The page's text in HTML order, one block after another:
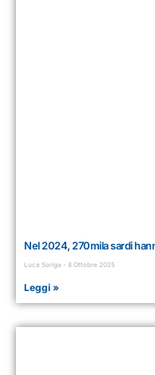
Nel 2024, 270mila sardi
Luca Soriga 8 Ottobre 2025
Leggi »